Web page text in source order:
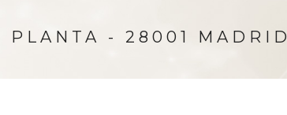
PLANTA - 28001 MADRID